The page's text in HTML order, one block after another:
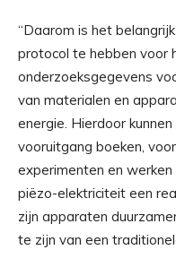
“Daarom is het
protocol te hebben voor
onderzoeksgegevens
van materialen en
energie. Hierdoor
vooruitgang boeken,
experimenten en
piëzo-elektriciteit een
zijn apparaten
te zijn van een